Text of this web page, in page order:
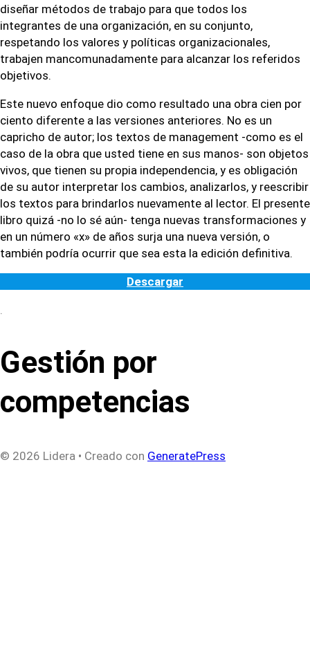
diseñar métodos de trabajo para que todos los
integrantes de una organización, en su conjunto,
respetando los valores y políticas organizacionales,
trabajen mancomunadamente para alcanzar los referidos
objetivos.
Este nuevo enfoque dio como resultado una obra cien por
ciento diferente a las versiones anteriores. No es un
capricho de autor; los textos de management -como es el
caso de la obra que usted tiene en sus manos- son objetos
vivos, que tienen su propia independencia, y es obligación
de su autor interpretar los cambios, analizarlos, y reescribir
los textos para brindarlos nuevamente al lector. El presente
libro quizá -no lo sé aún- tenga nuevas transformaciones y
en un número «x» de años surja una nueva versión, o
también podría ocurrir que sea esta la edición definitiva.
Descargar
Gestión por
competencias
© 2026 Lidera • Creado con GeneratePress